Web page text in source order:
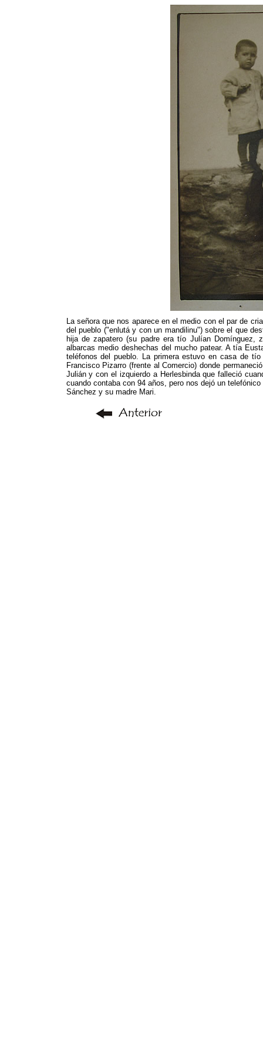
La señora que nos aparece en el medio con el par de
del pueblo ("enlutá y con un mandilinu") sobre el que
hija de zapatero (su padre era tío Julían Domínguez,
albarcas medio deshechas del mucho patear. A tía
teléfonos del pueblo. La primera estuvo en casa de
Francisco Pizarro (frente al Comercio) donde
Julián y con el izquierdo a Herlesbinda que falleció
cuando contaba con 94 años, pero nos dejó un
Sánchez y su madre Mari.